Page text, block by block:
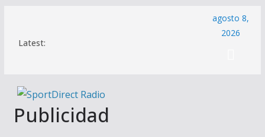
contenido
Latest:
agosto 8,
2026
Publicidad